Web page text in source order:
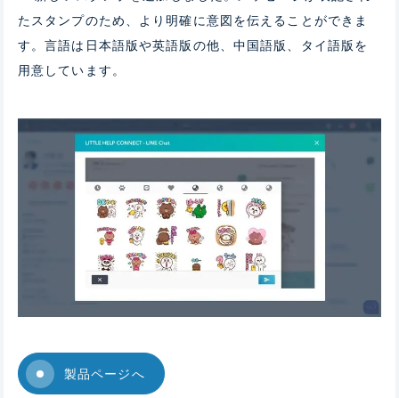
たスタンプのため、より明確に意図を伝えることができま
す。言語は日本語版や英語版の他、中国語版、タイ語版を
用意しています。
製品ページへ